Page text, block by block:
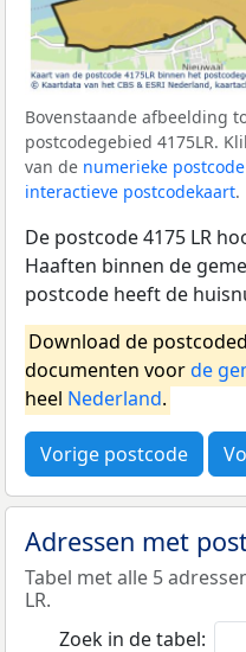
Bovenstaande afbeelding
postcodegebied 4175LR.
van de numerieke
interactieve postcodekaart.
De postcode 4175 LR
Haaften binnen de
postcode heeft de
Download de
documenten voorde
heel Nederland.
Vorige postcode
Adressen met
Tabel met alle 5
LR.
Zoek in de tabel: